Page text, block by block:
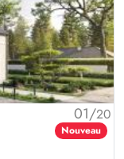
01/20
Nouveau